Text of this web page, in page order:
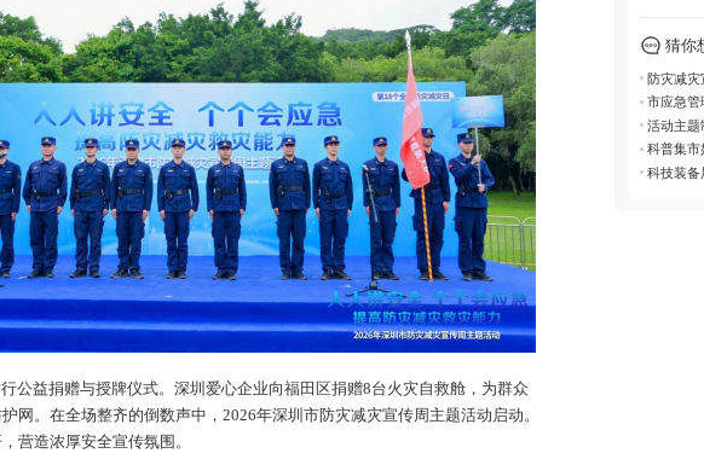
公益捐赠与授牌仪式。深圳爱心企业向福田区捐赠8台火灾自救舱，为群众
网。在全场整齐的倒数声中，2026年深圳市防灾减灾宣传周主题活动启动。
营造浓厚安全宣传氛围。
1. 宣传覆
等扩大影
2. 城市韧
升应急能
导，福田
3. 主题
急”为核
力。
二、活动
猜你
防灾减灾
市应急管
活动主题
科普集市
科技装备